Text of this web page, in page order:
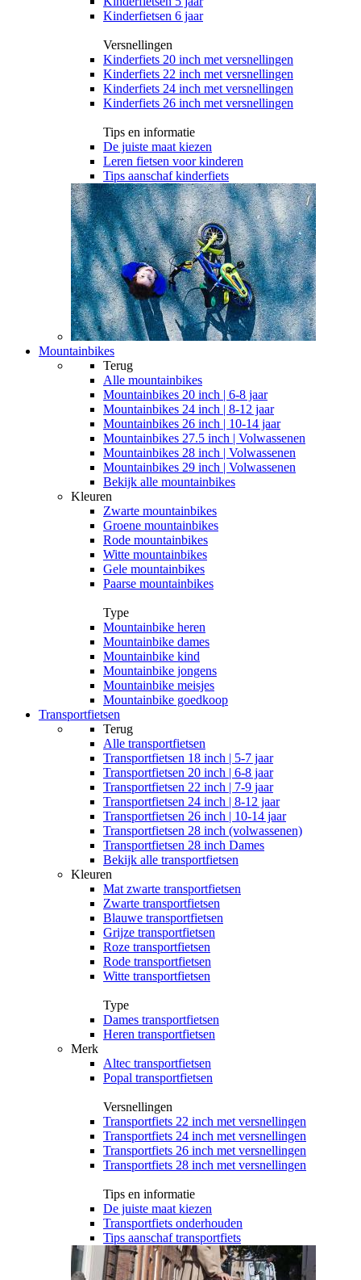
Kinderfietsen 6 jaar
Versnellingen
Kinderfiets 20 inch met versnellingen
Kinderfiets 22 inch met versnellingen
Kinderfiets 24 inch met versnellingen
Kinderfiets 26 inch met versnellingen
Tips en informatie
De juiste maat kiezen
Leren fietsen voor kinderen
Tips aanschaf kinderfiets
Mountainbikes
Terug
Alle mountainbikes
Mountainbikes 20 inch | 6-8 jaar
Mountainbikes 24 inch | 8-12 jaar
Mountainbikes 26 inch | 10-14 jaar
Mountainbikes 27.5 inch | Volwassenen
Mountainbikes 28 inch | Volwassenen
Mountainbikes 29 inch | Volwassenen
Bekijk alle mountainbikes
Kleuren
Zwarte mountainbikes
Groene mountainbikes
Rode mountainbikes
Witte mountainbikes
Gele mountainbikes
Paarse mountainbikes
Type
Mountainbike heren
Mountainbike dames
Mountainbike kind
Mountainbike jongens
Mountainbike meisjes
Mountainbike goedkoop
Transportfietsen
Terug
Alle transportfietsen
Transportfietsen 18 inch | 5-7 jaar
Transportfietsen 20 inch | 6-8 jaar
Transportfietsen 22 inch | 7-9 jaar
Transportfietsen 24 inch | 8-12 jaar
Transportfietsen 26 inch | 10-14 jaar
Transportfietsen 28 inch (volwassenen)
Transportfietsen 28 inch Dames
Bekijk alle transportfietsen
Kleuren
Mat zwarte transportfietsen
Zwarte transportfietsen
Blauwe transportfietsen
Grijze transportfietsen
Roze transportfietsen
Rode transportfietsen
Witte transportfietsen
Type
Dames transportfietsen
Heren transportfietsen
Merk
Altec transportfietsen
Popal transportfietsen
Versnellingen
Transportfiets 22 inch met versnellingen
Transportfiets 24 inch met versnellingen
Transportfiets 26 inch met versnellingen
Transportfiets 28 inch met versnellingen
Tips en informatie
De juiste maat kiezen
Transportfiets onderhouden
Tips aanschaf transportfiets